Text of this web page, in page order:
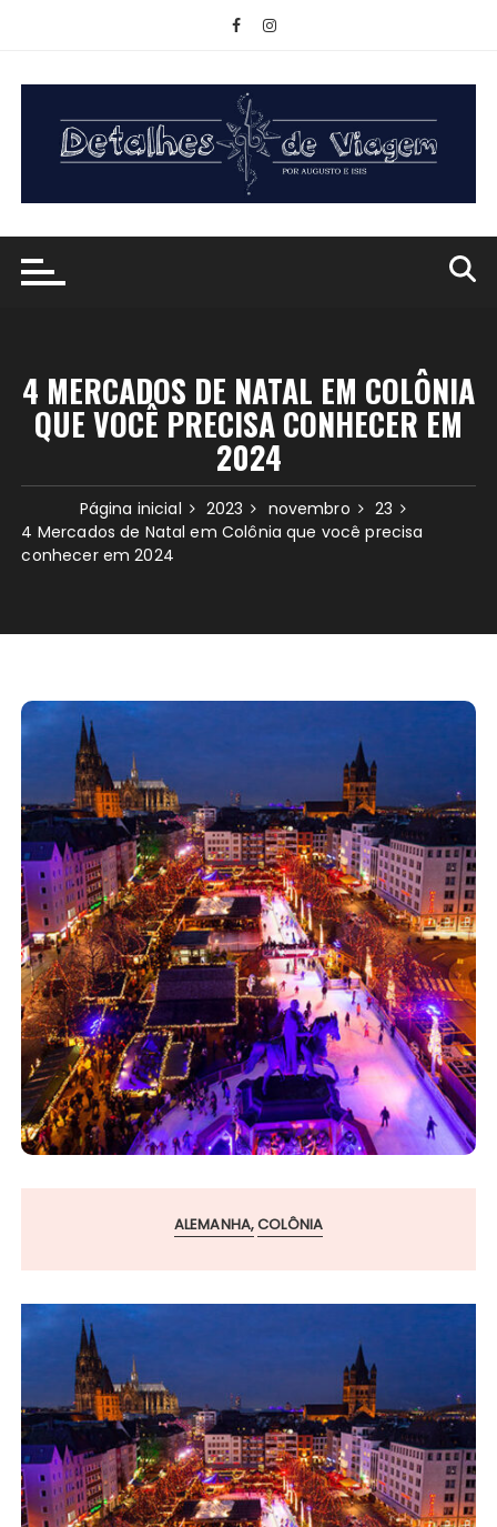
conteúdo
4 MERCADOS DE NATAL EM COLÔNIA
QUE VOCÊ PRECISA CONHECER EM
2024
Página inicial 2023 novembro
23
4 Mercados de Natal em Colônia que você precisa
conhecer em 2024
ALEMANHA COLÔNIA